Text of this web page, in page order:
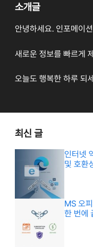
소개글
안녕하세요. 인포메이
새로운 정보를 빠르게
오늘도 행복한 하루 되
최신 글
인터넷
및 호환
MS 오
한 번에